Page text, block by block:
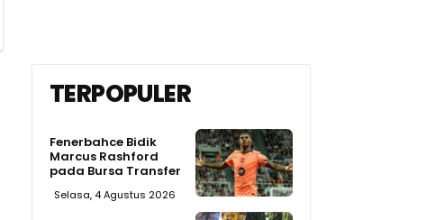
TERPOPULER
Fenerbahce Bidik
Marcus Rashford
pada Bursa Transfer
Selasa, 4 Agustus 2026